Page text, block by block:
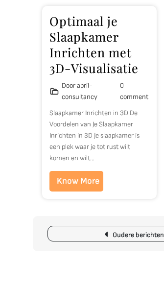
Optimaal je
Slaapkamer
Inrichten met
3D-Visualisatie
Door april-
consultancy
0
comment
Slaapkamer Inrichten in 3D De
Voordelen van Je Slaapkamer
Inrichten in 3D Je slaapkamer is
een plek waar je tot rust wilt
komen en wilt…
Know More
BerichtnavigatieOudere berichten